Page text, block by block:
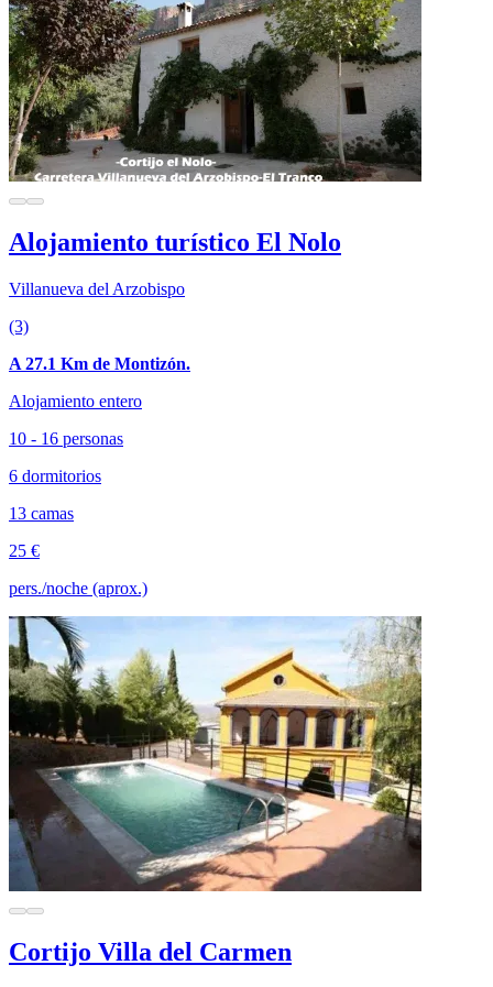
Alojamiento turístico El Nolo
Villanueva del Arzobispo
(3)
A 27.1 Km de Montizón.
Alojamiento entero
10 - 16 personas
6 dormitorios
13 camas
25 €
pers./noche (aprox.)
Cortijo Villa del Carmen